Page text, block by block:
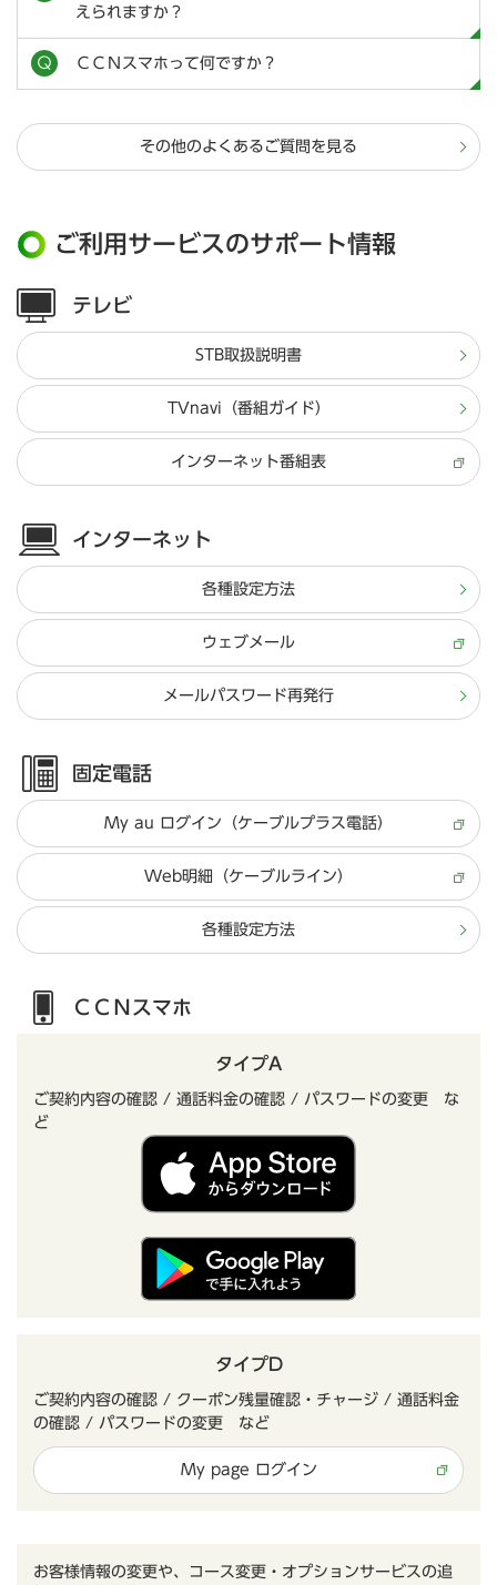
えられますか？
ＣＣＮスマホって何ですか？
その他のよくあるご質問を見る
ご利用サービスのサポート情報
テレビ
STB取扱説明書
TVnavi（番組ガイド）
インターネット番組表
インターネット
各種設定方法
ウェブメール
メールパスワード再発行
固定電話
My au ログイン（ケーブルプラス電話）
Web明細（ケーブルライン）
各種設定方法
ＣＣＮスマホ
タイプA
ご契約内容の確認 / 通話料金の確認 / パスワードの変更 な
ど
タイプD
ご契約内容の確認 / クーポン残量確認・チャージ / 通話料金
の確認 / パスワードの変更 など
My page ログイン
お客様情報の変更や、コース変更・オプションサービスの追